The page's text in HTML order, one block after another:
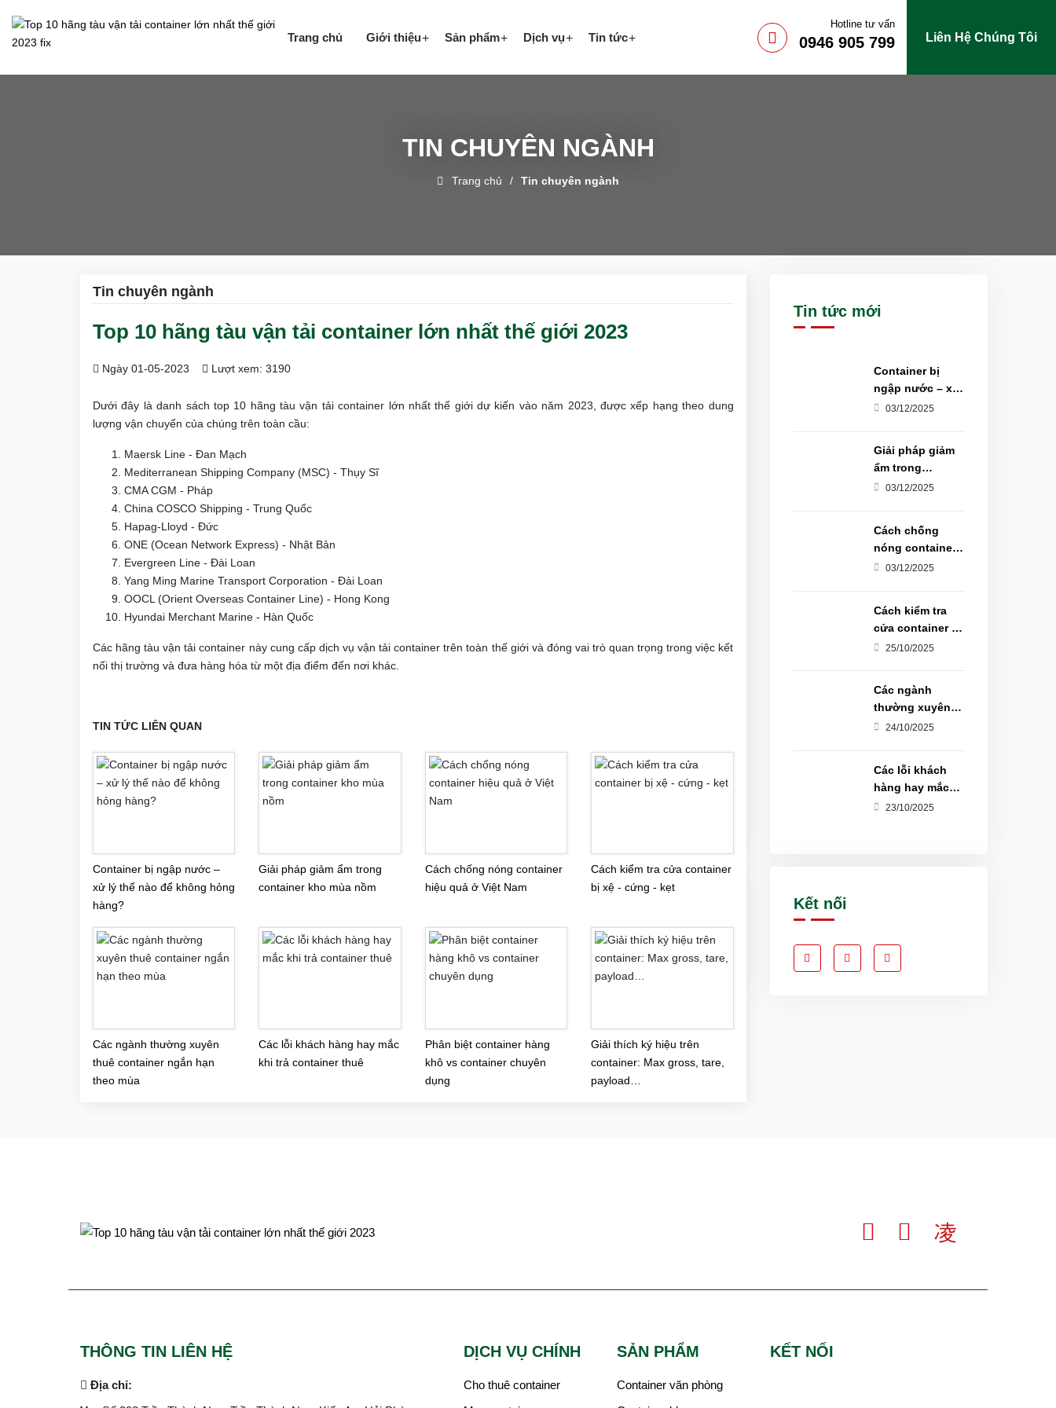
Trang chủ Giới thiệu Sản phẩm Dịch vụ Tin tức
Hotline tư vấn
0946 905 799 Liên Hệ Chúng Tôi
TIN CHUYÊN NGÀNH
Trang chủ Tin chuyên ngành
Tin chuyên ngành
Top 10 hãng tàu vận tải container lớn nhất thế giới 2023
Ngày 01-05-2023 Lượt xem: 3190
Dưới đây là danh sách top 10 hãng tàu vận tải container lớn nhất thế giới dự kiến vào năm 2023, được xếp hạng theo dung
lượng vận chuyển của chúng trên toàn cầu:
Maersk Line - Đan Mạch
Mediterranean Shipping Company (MSC) - Thụy Sĩ
CMA CGM - Pháp
China COSCO Shipping - Trung Quốc
Hapag-Lloyd - Đức
ONE (Ocean Network Express) - Nhật Bản
Evergreen Line - Đài Loan
Yang Ming Marine Transport Corporation - Đài Loan
OOCL (Orient Overseas Container Line) - Hong Kong
Hyundai Merchant Marine - Hàn Quốc
Các hãng tàu vận tải container này cung cấp dịch vụ vận tải container trên toàn thế giới và đóng vai trò quan trọng trong việc kết
nối thị trường và đưa hàng hóa từ một địa điểm đến nơi khác.
TIN TỨC LIÊN QUAN
Container bị ngập nước –
xử lý thế nào để không hỏng
hàng?
Giải pháp giảm ẩm trong
container kho mùa nồm
Cách chống nóng container
hiệu quả ở Việt Nam
Cách kiểm tra cửa container
bị xệ - cứng - kẹt
Các ngành thường xuyên
thuê container ngắn hạn
theo mùa
Các lỗi khách hàng hay mắc
khi trả container thuê
Phân biệt container hàng
khô vs container chuyên
dụng
Giải thích ký hiệu trên
container: Max gross, tare,
payload…
Tin tức mới
Container bị
ngập nước – xử
lý thế nào để
03/12/2025
Giải pháp giảm
ẩm trong
container kho
03/12/2025
Cách chống
nóng container
hiệu quả ở Việt
03/12/2025
Cách kiểm tra
cửa container bị
xệ - cứng - kẹt
25/10/2025
Các ngành
thường xuyên
thuê container
24/10/2025
Các lỗi khách
hàng hay mắc
khi trả container
23/10/2025
Kết nối
THÔNG TIN LIÊN HỆ
Địa chỉ:
DỊCH VỤ CHÍNH
Cho thuê container
SẢN PHẨM
Container văn phòng
KẾT NỐI